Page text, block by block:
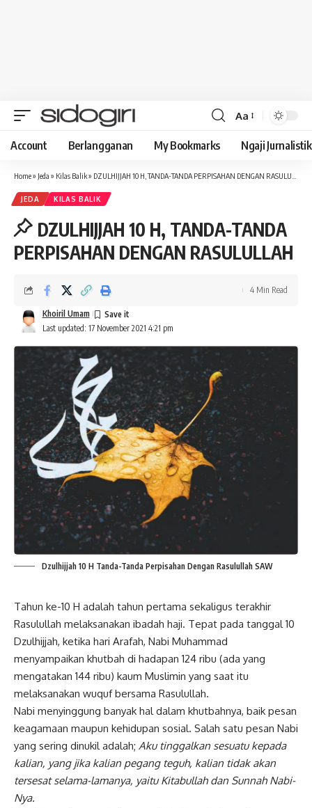
Font
Resizer
Aa
Account Berlangganan My Bookmarks Ngaji Jurnalistik
Home» Jeda » Kilas Balik» DZULHIJJAH 10 H, TANDA-TANDA PERPISAHAN DENGAN RASULULLAH
JEDA KILAS BALIK
DZULHIJJAH 10 H, TANDA-TANDA
PERPISAHAN DENGAN RASULULLAH
Last updated: 17 November 2021 4:21 pm
Khoiril Umam
4 Min Read
Dzulhijjah 10 H Tanda-Tanda Perpisahan Dengan Rasulullah SAW
Tahun ke-10 H adalah tahun pertama sekaligus terakhir
Rasulullah melaksanakan ibadah haji. Tepat pada tanggal 10
Dzulhijjah, ketika hari Arafah, Nabi Muhammad
menyampaikan khutbah di hadapan 124 ribu (ada yang
mengatakan 144 ribu) kaum Muslimin yang saat itu
melaksanakan wuquf bersama Rasulullah.
Nabi menyinggung banyak hal dalam khutbahnya, baik pesan
keagamaan maupun kehidupan sosial. Salah satu pesan Nabi
yang sering dinukil adalah; Aku tinggalkan sesuatu kepada
kalian, yang jika kalian pegang teguh, kalian tidak akan
tersesat selama-lamanya, yaitu Kitabullah dan Sunnah Nabi-
Nya.